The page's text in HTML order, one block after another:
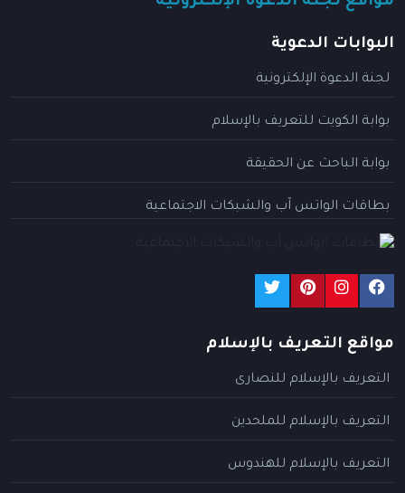
البوابات الدعوية
لجنة الدعوة الإلكترونية
بوابة الكويت للتعريف بالإسلام
بوابة الباحث عن الحقيقة
بطاقات الواتس آب والشبكات الاجتماعية
مواقع التعريف بالإسلام
التعريف بالإسلام للنصارى
التعريف بالإسلام للملحدين
التعريف بالإسلام للهندوس